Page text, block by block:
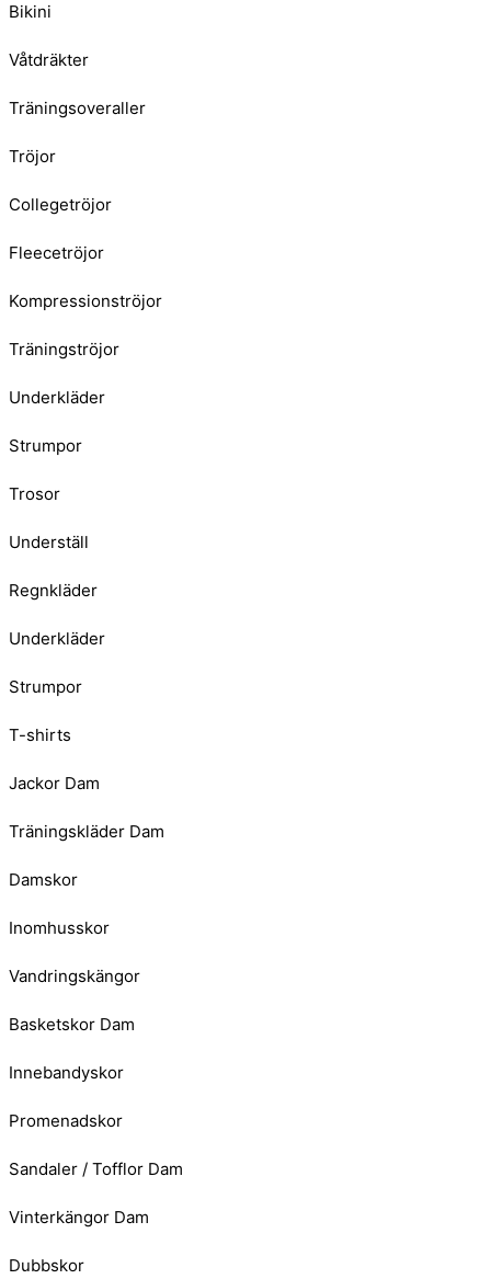
Bikini
Våtdräkter
Träningsoveraller
Tröjor
Collegetröjor
Fleecetröjor
Kompressionströjor
Träningströjor
Underkläder
Strumpor
Trosor
Underställ
Regnkläder
Underkläder
Strumpor
T-shirts
Jackor Dam
Träningskläder Dam
Damskor
Inomhusskor
Vandringskängor
Basketskor Dam
Innebandyskor
Promenadskor
Sandaler / Tofflor Dam
Vinterkängor Dam
Dubbskor